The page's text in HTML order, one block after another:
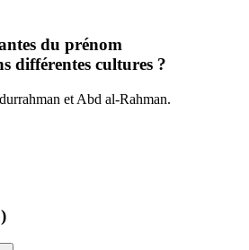
du prénom
différentes cultures ?
et Abd al-Rahman.
)